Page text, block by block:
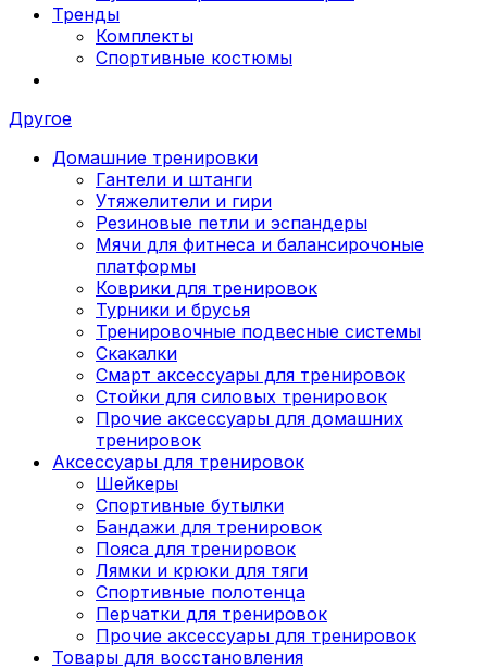
Тренды
Комплекты
Спортивные костюмы
Другое
Домашние тренировки
Гантели и штанги
Утяжелители и гири
Резиновые петли и эспандеры
Мячи для фитнеса и балансирочоные
платформы
Коврики для тренировок
Турники и брусья
Тренировочные подвесные системы
Скакалки
Смарт аксессуары для тренировок
Стойки для силовых тренировок
Прочие аксессуары для домашних
тренировок
Аксессуары для тренировок
Шейкеры
Спортивные бутылки
Бандажи для тренировок
Пояса для тренировок
Лямки и крюки для тяги
Спортивные полотенца
Перчатки для тренировок
Прочие аксессуары для тренировок
Товары для восстановления